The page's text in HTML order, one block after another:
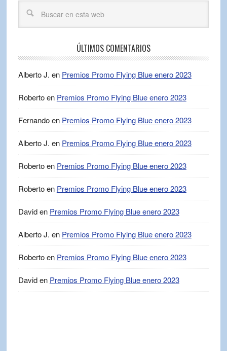
ÚLTIMOS COMENTARIOS
Alberto J. en Premios Promo Flying Blue enero 2023
Robertoen Premios Promo Flying Blue enero 2023
Fernandoen Premios Promo Flying Blue enero 2023
Alberto J. en Premios Promo Flying Blue enero 2023
Robertoen Premios Promo Flying Blue enero 2023
Robertoen Premios Promo Flying Blue enero 2023
Daviden Premios Promo Flying Blue enero 2023
Alberto J. en Premios Promo Flying Blue enero 2023
Robertoen Premios Promo Flying Blue enero 2023
Daviden Premios Promo Flying Blue enero 2023